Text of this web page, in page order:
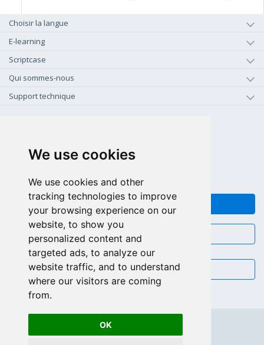
We use cookies
We use cookies and other
tracking technologies to improve
your browsing experience on our
website, to show you
personalized content and
targeted ads, to analyze our
website traffic, and to understand
where our visitors are coming
from.
OK
Choisir la langue
E-learning
Scriptcase
Qui sommes-nous
Support technique
+55 81 97102-7382
FEEDBACK
CHAT
EMAIL